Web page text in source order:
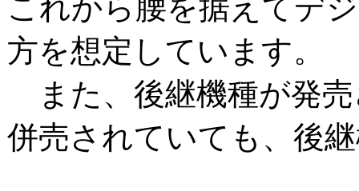
これから腰を据えてデ
方を想定しています。
また、後継機種が発
併売されていても、後